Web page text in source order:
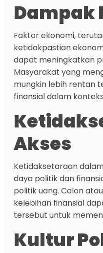
Dampak
Faktor ekonomi,
ketidakpastian
dapat meningkatkan
Masyarakat yang
mungkin lebih rentan
finansial dalam
Akses
Ketidaksetaraan
daya politik dan
politik uang. Calon
kelebihan finansial
tersebut untuk
Kultur